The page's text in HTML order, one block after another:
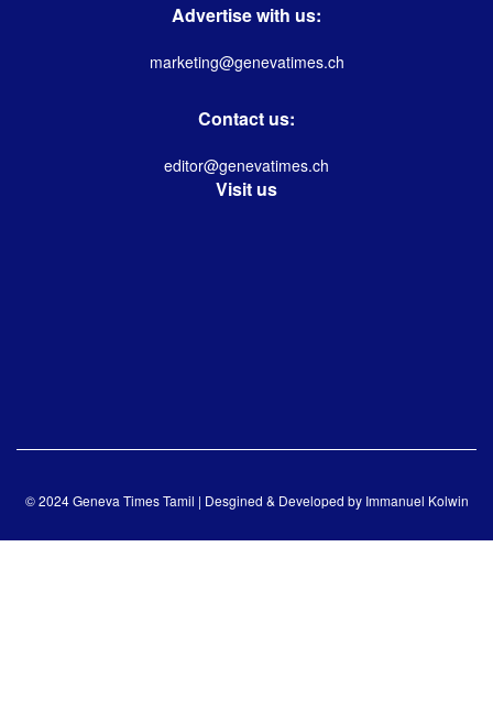
Advertise with us:
marketing@genevatimes.ch
Contact us:
editor@genevatimes.ch
Visit us
© 2024 Geneva Times Tamil | Desgined & Developed by Immanuel Kolwin